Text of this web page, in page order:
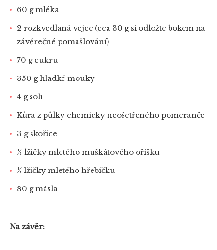
60 g mléka
2 rozkvedlaná vejce (cca 30 g si odložte bokem na
závěrečné pomašlování)
70 g cukru
350 g hladké mouky
4 g soli
Kůra z půlky chemicky neošetřeného pomeranče
3 g skořice
½ lžičky mletého muškátového oříšku
¼ lžičky mletého hřebíčku
80 g másla
Na závěr: